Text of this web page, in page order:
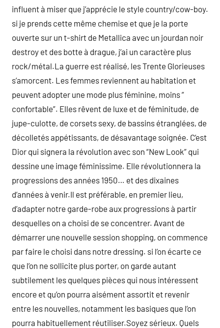
influent à miser que j’apprécie le style country/cow-boy.
si je prends cette même chemise et que je la porte
ouverte sur un t-shirt de Metallica avec un jourdan noir
destroy et des botte à drague, j’ai un caractère plus
rock/métal.La guerre est réalisé, les Trente Glorieuses
s’amorcent. Les femmes reviennent au habitation et
peuvent adopter une mode plus féminine, moins ”
confortable”. Elles rêvent de luxe et de féminitude, de
jupe-culotte, de corsets sexy, de bassins étranglées, de
décolletés appétissants, de désavantage soignée. C’est
Dior qui signera la révolution avec son “New Look” qui
dessine une image féminissime. Elle révolutionnera la
progressions des années 1950… et des dixaines
d’années à venir.Il est préférable, en premier lieu,
d’adapter notre garde-robe aux progressions à partir
desquelles on a choisi de se concentrer. Avant de
démarrer une nouvelle session shopping, on commence
par faire le choisi dans notre dressing. si l’on écarte ce
que l’on ne sollicite plus porter, on garde autant
subtilement les quelques pièces qui nous intéressent
encore et qu’on pourra aisément assortit et revenir
entre les nouvelles, notamment les basiques que l’on
pourra habituellement réutiliser.Soyez sérieux. Quels